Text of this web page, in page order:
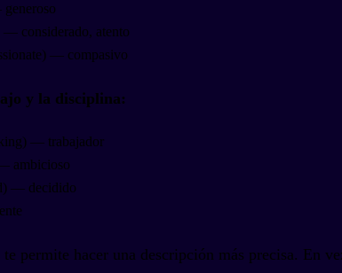
considerado, atento
— compasivo
y la disciplina:
— trabajador
ambicioso
— decidido
permite hacer una descripción más precisa. En